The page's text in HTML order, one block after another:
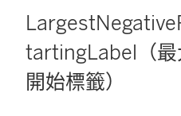
tartingLabel（最
開始標籤）